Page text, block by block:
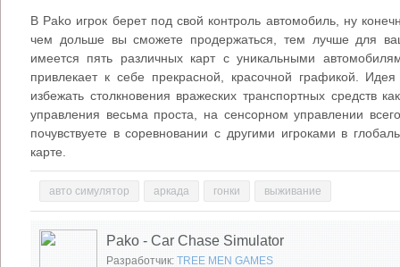
В Pako игрок берет под свой контроль автомобиль, ну
чем дольше вы сможете продержаться, тем лучше для
имеется пять различных карт с уникальными
привлекает к себе прекрасной, красочной графикой.
избежать столкновения вражеских транспортных средств
управления весьма проста, на сенсорном управлении
почувствуете в соревновании с другими игроками в
карте.
авто симулятор аркада гонки выживание
Pako - Car Chase Simulator
Разработчик: TREE MEN GAMES